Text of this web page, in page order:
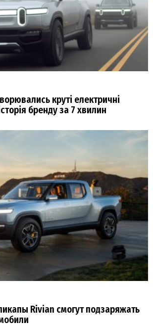
круті електричні
бренду за 7 хвилин
Rivian смогут подзаряжать